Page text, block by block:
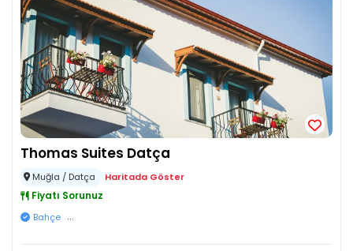
Thomas Suites Datça
Muğla / Datça Haritada Göster
Fiyatı Sorunuz
Bahçe ...